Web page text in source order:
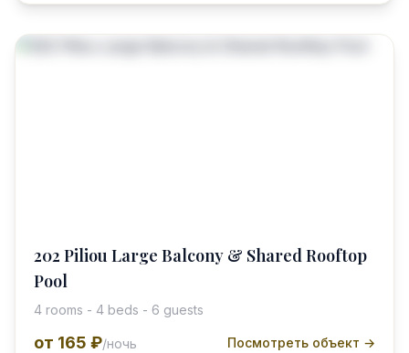
202 Piliou Large Balcony & Shared Rooftop
Pool
4 rooms - 4 beds - 6 guests
от 165 ₽/ночь Посмотреть объект →